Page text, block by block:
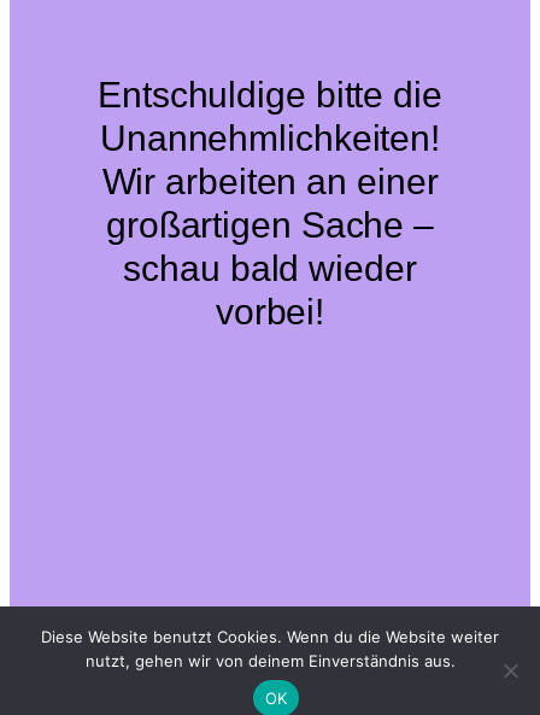
Entschuldige bitte die
Unannehmlichkeiten!
Wir arbeiten an einer
großartigen Sache –
schau bald wieder
vorbei!
Diese Website benutzt Cookies. Wenn du die Website weiter
nutzt, gehen wir von deinem Einverständnis aus.
OK